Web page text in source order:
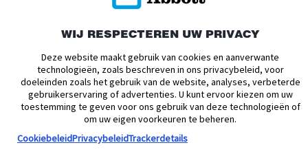
Toegankelijkheidsverklaring
Disclaimers
Verklaring inzake Dataverordening
Cookie Voorkeursinstellingen
© 2026 Abbott. Alle rechten voorbehouden. Libre, het vlinder logo, de vorm
van de sensor, de kleur geel en gerelateerde merkaanduidingen zijn
intellectueel eigendom van Abbott. Android en Google Play zijn
handelsmerken van Google LLC. iPhone en App Store zijn handelsmerken
van Apple Inc. Andere handelsmerken zijn eigendom van hun
respectievelijke eigenaren. Afbeeldingen zijn enkel ter illustratie. Het betreft
WIJ RESPECTEREN UW PRIVACY
Deze website maakt gebruik van cookies en aanverwante
technologieën, zoals beschreven in ons privacybeleid, voor
doeleinden zoals het gebruik van de website, analyses, verbeterde
gebruikerservaring of advertenties. U kunt ervoor kiezen om uw
toestemming te geven voor ons gebruik van deze technologieën of
om uw eigen voorkeuren te beheren.
CookiebeleidPrivacybeleidTrackerdetails